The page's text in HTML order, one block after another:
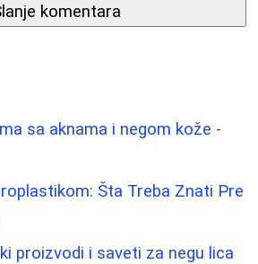
komentara
sa aknama i negom kože -
Šta Treba Znati Pre
proizvodi i saveti za negu lica